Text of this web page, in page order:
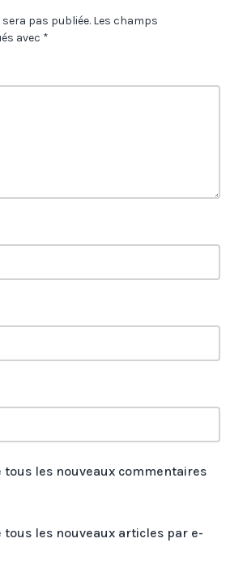
pas publiée. Les champs
avec *
tous les nouveaux commentaires
tous les nouveaux articles par e-